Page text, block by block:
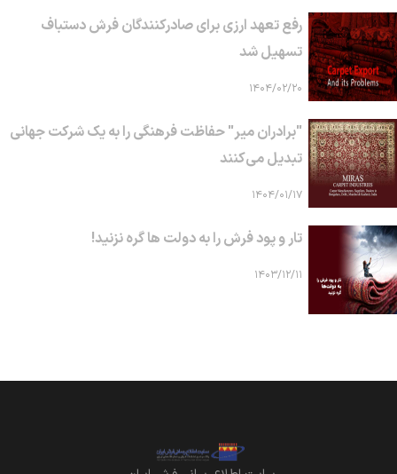
رفع تعهد ارزی برای صادرکنندگان فرش دستباف
تسهیل شد
۱۴۰۴/۰۲/۲۰
"برادران میر" حفاظت فرهنگی را به یک شرکت جهانی
تبدیل می‌کنند
۱۴۰۴/۰۱/۱۷
تار و پود فرش را به دولت ها گره نزنید!
۱۴۰۳/۱۲/۱۱